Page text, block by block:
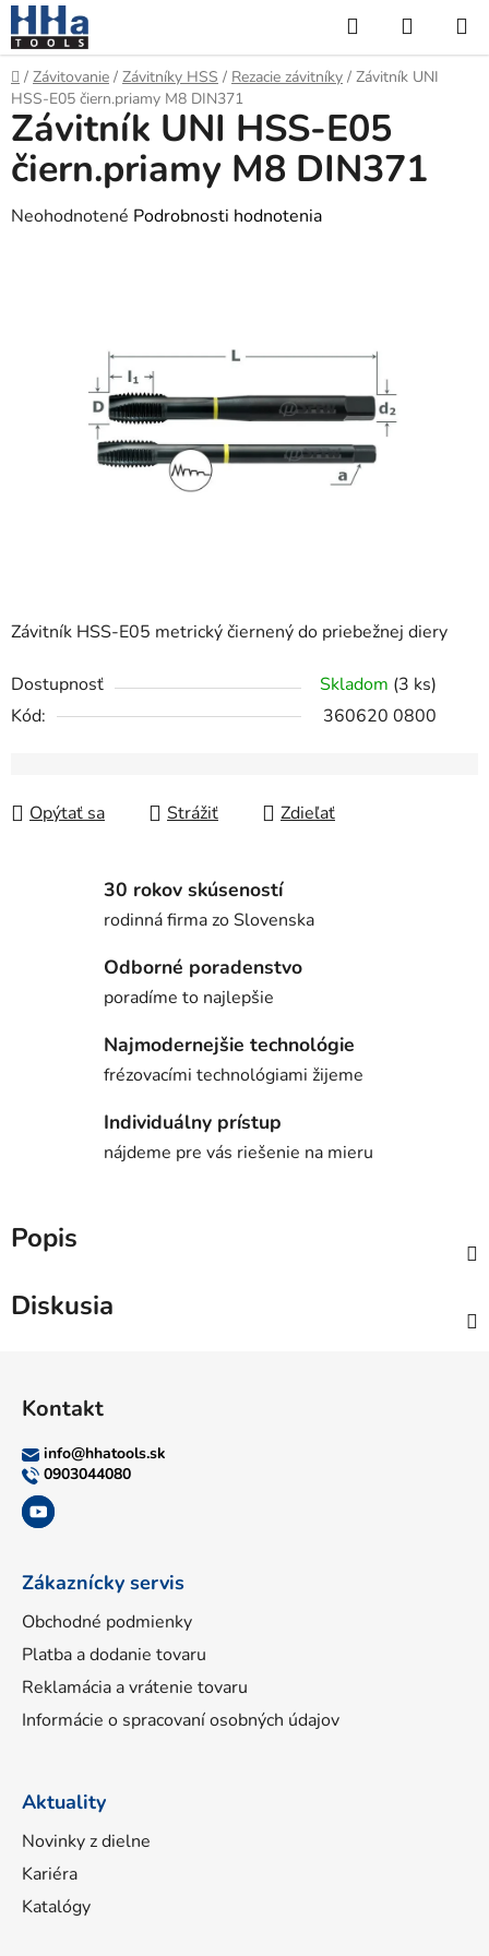
Prejsť
na
obsah
Hľadať
KOŠÍK
Domov
/ Závitovanie / Závitníky HSS / Rezacie závitníky / Závitník UNI
HSS-E05 čiern.priamy M8 DIN371
Závitník HSS-E05 metrický čiernený do priebežnej diery
Dostupnosť Skladom (3 ks)
Kód:
360620 0800
Opýtať sa Strážiť Zdieľať
Závitník UNI HSS-E05
čiern.priamy M8 DIN371
Priemerné
hviezdičiek.
Neohodnotené Podrobnosti hodnotenia
30 rokov skúseností
rodinná firma zo Slovenska
Odborné poradenstvo
poradíme to najlepšie
Najmodernejšie technológie
frézovacími technológiami žijeme
Individuálny prístup
nájdeme pre vás riešenie na mieru
Popis
Diskusia
Kontakt
info@hhatools.sk
0903044080
Zákaznícky servis
Obchodné podmienky
Platba a dodanie tovaru
Reklamácia a vrátenie tovaru
Informácie o spracovaní osobných údajov
Aktuality
Novinky z dielne
Kariéra
Katalógy